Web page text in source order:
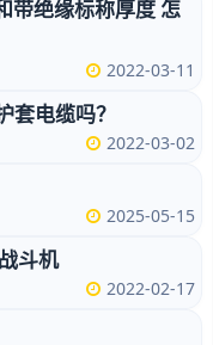
带绝缘标称厚度 怎
2022-03-11
套电缆吗？
2022-03-02
2025-05-15
斗机
2022-02-17